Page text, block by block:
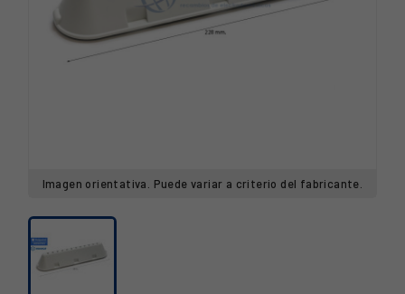
Imagen orientativa. Puede variar a criterio del fabricante.